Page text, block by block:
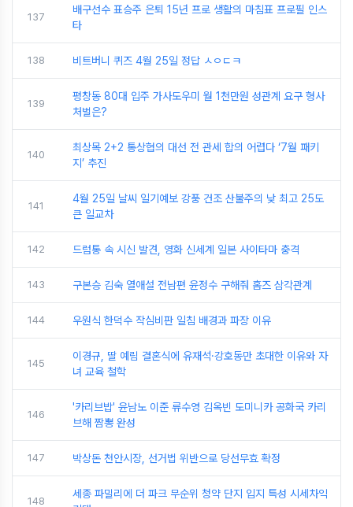
137
배구선수 표승주 은퇴 15년 프로 생활의 마침표 프로필 인스
타
138 비트버니 퀴즈 4월 25일 정답 ㅅㅇㄷㅋ
139
평창동 80대 입주 가사도우미 월 1천만원 성관계 요구 형사
처벌은?
140
최상목 2+2 통상협의 대선 전 관세 합의 어렵다 ‘7월 패키
지’ 추진
141
4월 25일 날씨 일기예보 강풍 건조 산불주의 낮 최고 25도
큰 일교차
142 드럼통 속 시신 발견, 영화 신세계 일본 사이타마 충격
143 구본승 김숙 열애설 전남편 윤정수 구해줘 홈즈 삼각관계
144 우원식 한덕수 작심비판 일침 배경과 파장 이유
145
이경규, 딸 예림 결혼식에 유재석·강호동만 초대한 이유와 자
녀 교육 철학
146
'카리브밥' 윤남노 이준 류수영 김옥빈 도미니카 공화국 카리
브해 짬뽕 완성
147 박상돈 천안시장, 선거법 위반으로 당선무효 확정
148
세종 파밀리에 더 파크 무순위 청약 단지 입지 특성 시세차익